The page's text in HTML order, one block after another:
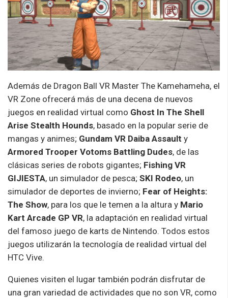
Además de Dragon Ball VR Master The Kamehameha, el
VR Zone ofrecerá más de una decena de nuevos
juegos en realidad virtual como Ghost In The Shell
Arise Stealth Hounds, basado en la popular serie de
mangas y animes; Gundam VR Daiba Assault y
Armored Trooper Votoms Battling Dudes, de las
clásicas series de robots gigantes; Fishing VR
GIJIESTA, un simulador de pesca; SKI Rodeo, un
simulador de deportes de invierno; Fear of Heights:
The Show, para los que le temen a la altura y Mario
Kart Arcade GP VR, la adaptación en realidad virtual
del famoso juego de karts de Nintendo. Todos estos
juegos utilizarán la tecnología de realidad virtual del
HTC Vive.
Quienes visiten el lugar también podrán disfrutar de
una gran variedad de actividades que no son VR, como